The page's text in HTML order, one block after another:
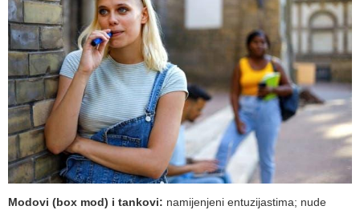
Modovi (box mod) i tankovi: namijenjeni entuzijastima; nude